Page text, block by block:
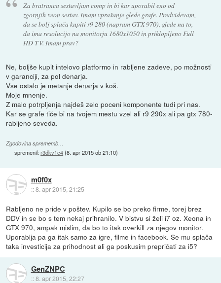
Za bratranca sestavljam comp in bi kar uporabil eno od
zgornjih xeon sestav. Imam vprašanje glede grafe. Predvidevam,
da se bolj splača kupiti r9 280 (napram GTX 970), glede na to,
da ima resolucijo na monitorju 1680x1050 in priklopljeno Full
HD TV. Imam prav?
Ne, boljše kupit intelovo platformo in rabljene zadeve, po možnosti
v garanciji, za pol denarja.
Vse ostalo je metanje denarja v koš.
Moje mnenje.
Z malo potrpljenja najdeš zelo poceni komponente tudi pri nas.
Kar se grafe tiče bi na tvojem mestu vzel ali r9 290x ali pa gtx 780-
rabljeno seveda.
Zgodovina sprememb…
spremenil:r3dkv1c4(8. apr 2015 ob 21:10)
m0f0x
::8. apr 2015, 21:25
Rabljeno ne pride v poštev. Kupilo se bo preko firme, torej brez
DDV in se bo s tem nekaj prihranilo. V bistvu si želi i7 oz. Xeona in
GTX 970, ampak mislim, da bo to itak overkill za njegov monitor.
Uporablja pa ga itak samo za igre, filme in facebook. Se mu splača
taka investicija za prihodnost ali ga poskusim prepričati za i5?
GenZNPC
::8. apr 2015, 22:27